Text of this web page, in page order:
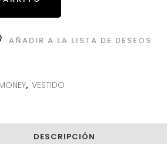
AÑADIR A LA LISTA DE DESEOS
, VESTIDO
DESCRIPCIÓN